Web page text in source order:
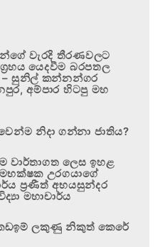
වැරදි තීරණවලට
යෙදවීම බරපතල
– සුනිල් කන්නන්ගර
අම්පාර හිටපු මහ
නිදා ගන්නා ජාතිය?
වාර්තාගත ලෙස ඉහළ
උරගයාගේ
ප්‍රණීත් අභයසුන්දර
මහාචාර්ය
කඩඉම් ලකුණු නිකුත් කෙරේ